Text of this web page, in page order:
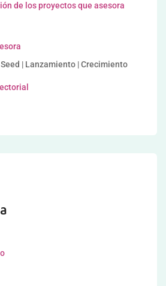
de los proyectos que asesora
| Lanzamiento | Crecimiento